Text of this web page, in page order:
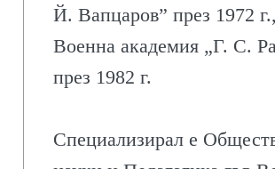
Й. Вапцаров” през 1972 г.,
Военна академия „Г. С.
през 1982 г.
Специализирал е